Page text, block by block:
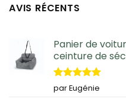
AVIS RÉCENTS
Panier de
ceinture de
Note5sur
5
par Eugénie